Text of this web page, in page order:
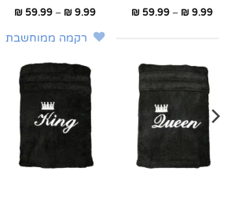
₪ 9.99
–
₪ 59.99
טווח
⁦₪ 9.99⁩
₪ 9.99
–
₪ 59.99
טווח
עד
רקמה ממוחשבת